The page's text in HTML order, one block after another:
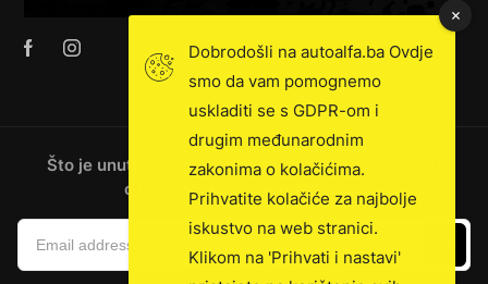
Što je unutra: novosti, ekskluzivna prodaja, vijesti
o kamionima i još mnogo toga!
Dobrodošli na autoalfa.ba Ovdje
smo da vam pomognemo
uskladiti se s GDPR-om i
drugim međunarodnim
zakonima o kolačićima.
Prihvatite kolačiće za najbolje
iskustvo na web stranici.
Klikom na 'Prihvati i nastavi'